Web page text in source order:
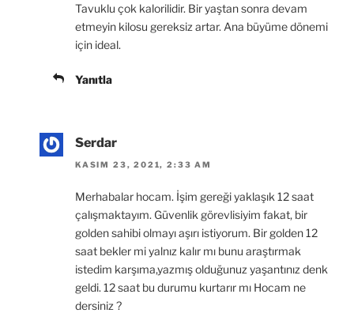
Tavuklu çok kalorilidir. Bir yaştan sonra devam
etmeyin kilosu gereksiz artar. Ana büyüme dönemi
için ideal.
Yanıtla
Serdar
KASIM 23, 2021, 2:33 AM
Merhabalar hocam. İşim gereği yaklaşık 12 saat
çalışmaktayım. Güvenlik görevlisiyim fakat, bir
golden sahibi olmayı aşırı istiyorum. Bir golden 12
saat bekler mi yalnız kalır mı bunu araştırmak
istedim karşıma,yazmış olduğunuz yaşantınız denk
geldi. 12 saat bu durumu kurtarır mı Hocam ne
dersiniz ?